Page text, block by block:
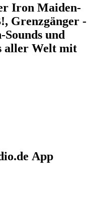
Iron Maiden-
Grenzgänger -
Sounds und
aller Welt mit
App